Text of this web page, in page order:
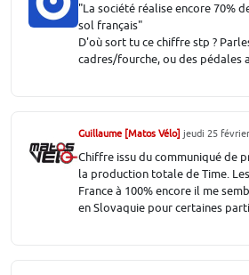
"La société réalise encore 70%
sol français"
D'où sort tu ce chiffre stp ?
cadres/fourche, ou des pédales
Guillaume [Matos Vélo] jeudi 25
Chiffre issu du communiqué de
la production totale de Time.
France à 100% encore il me
en Slovaquie pour certaines